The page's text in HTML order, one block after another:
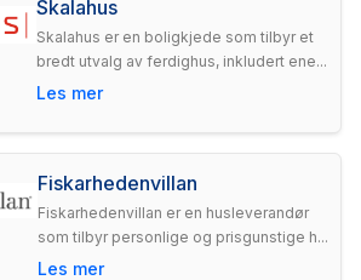
Skalahus
Skalahus er en boligkjede som tilbyr et
bredt utvalg av ferdighus, inkludert ene...
Les mer
Fiskarhedenvillan
Fiskarhedenvillan er en husleverandør
som tilbyr personlige og prisgunstige h...
Les mer